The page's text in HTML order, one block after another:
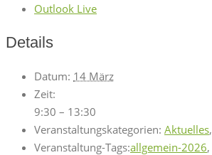
Outlook Live
Details
Datum: 14 März
Zeit:
9:30 – 13:30
Veranstaltungskategorien: Aktuelles,
Veranstaltung-Tags:allgemein-2026,